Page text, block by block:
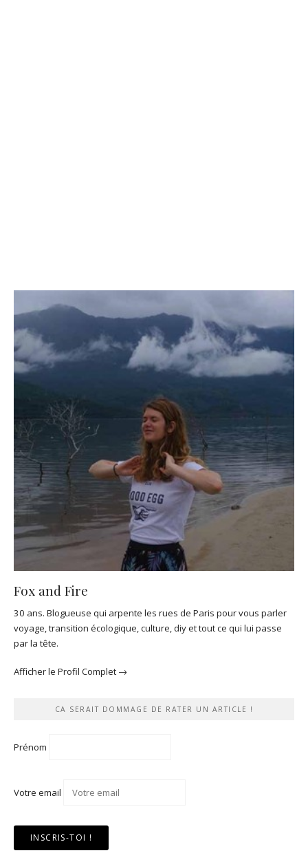
Fox and Fire
30 ans. Blogueuse qui arpente les rues de Paris pour vous parler
voyage, transition écologique, culture, diy et tout ce qui lui passe
par la tête.
Afficher le Profil Complet →
CA SERAIT DOMMAGE DE RATER UN ARTICLE !
Prénom
Votre email